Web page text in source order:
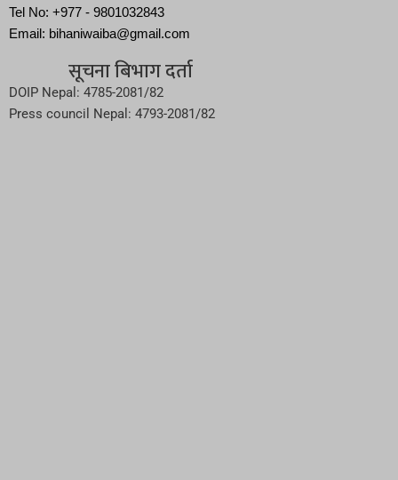
Tel No: +977 - 9801032843
Email: bihaniwaiba@gmail.com
सूचना बिभाग दर्ता
DOIP Nepal: 4785-2081/82
Press council Nepal: 4793-2081/82